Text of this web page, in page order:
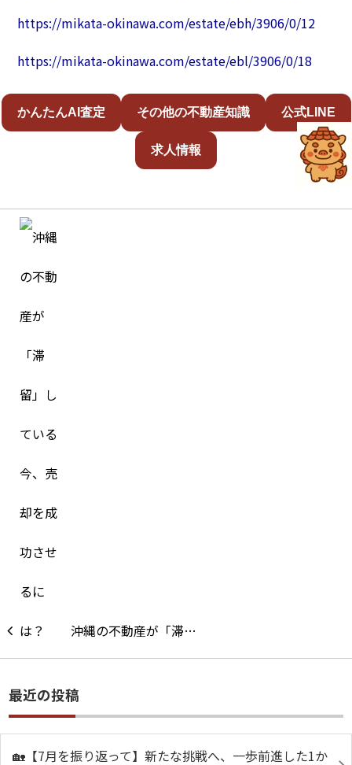
https://mikata-okinawa.com/estate/ebh/3906/0/12
https://mikata-okinawa.com/estate/ebl/3906/0/18
かんたんAI査定 その他の不動産知識 公式LINE
求人情報
沖縄の不動産が「滞…
最近の投稿
🏡【7月を振り返って】新たな挑戦へ、一歩前進した1か